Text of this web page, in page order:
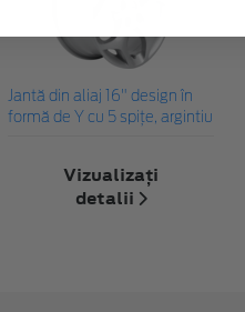
Jantă din aliaj 16" design în
formă de Y cu 5 spiţe, argintiu
Vizualizați
detalii